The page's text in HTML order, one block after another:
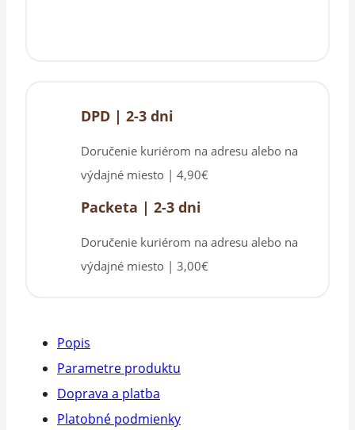
DPD | 2-3 dni
Doručenie kuriérom na adresu alebo na
výdajné miesto | 4,90€
Packeta | 2-3 dni
Doručenie kuriérom na adresu alebo na
výdajné miesto | 3,00€
Popis
Parametre produktu
Doprava a platba
Platobné podmienky